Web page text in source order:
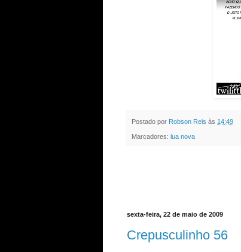
Postado por Robson Reis às 14:49
Marcadores: lua nova
sexta-feira, 22 de maio de 2009
Crepusculinho 56